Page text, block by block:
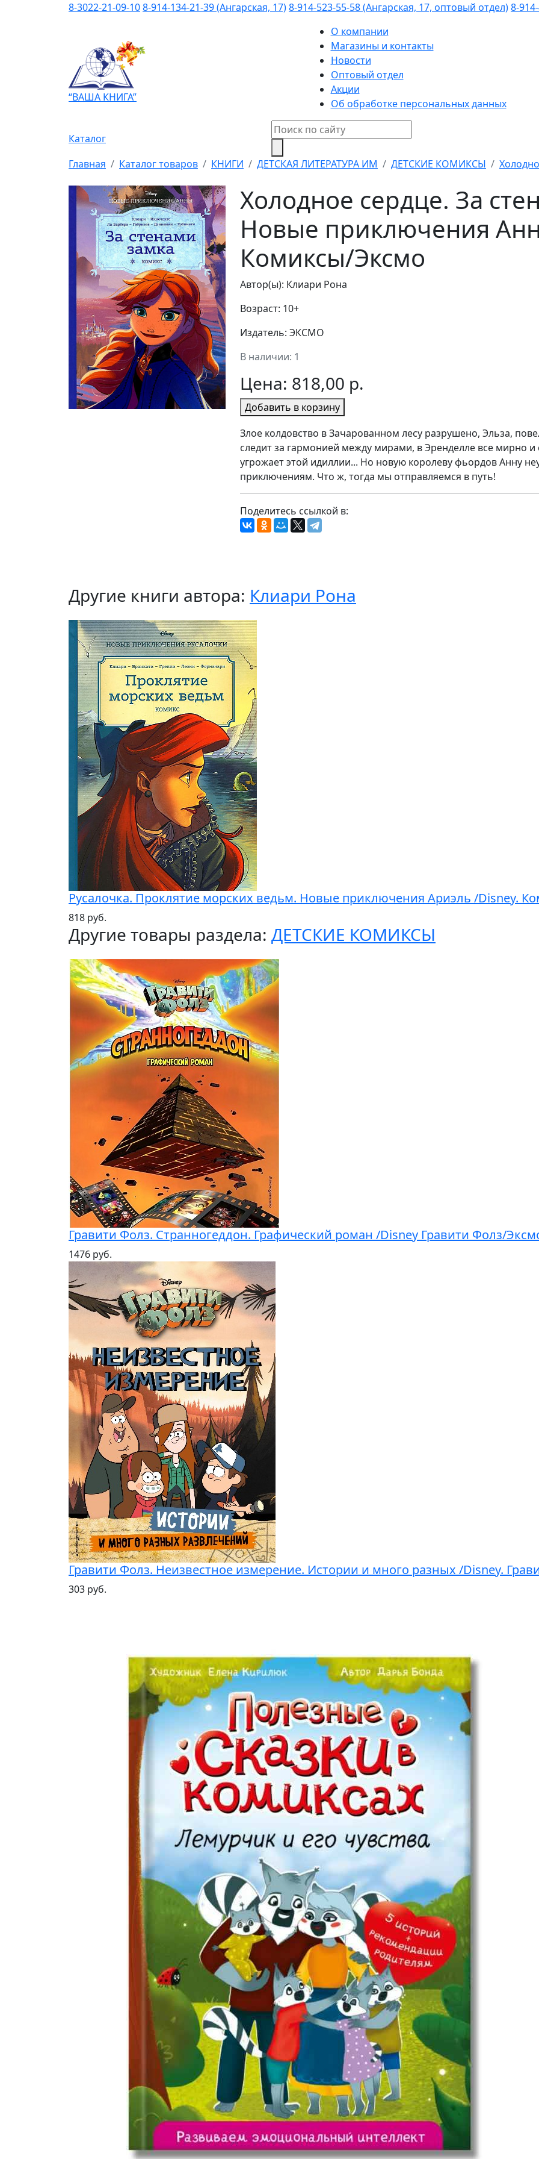
8-3022-21-09-108-914-134-21-39 (Ангарская, 17)8-914-523-55-58 (Ангарская, 17, оптовый отдел)8-
“ВАША КНИГА”
О компании
Магазины и контакты
Новости
Оптовый отдел
Акции
Об обработке персональных данных
Каталог
Главная
Каталог товаров КНИГИ ДЕТСКАЯ ЛИТЕРАТУРА ИМ ДЕТСКИЕ КОМИКСЫ
Холодное сердце. За
Новые приключения
Комиксы/Эксмо
Автор(ы): Клиари Рона
Возраст: 10+
Издатель: ЭКСМО
В наличии: 1
Цена: 818,00 р.
Добавить в корзину
Злое колдовство в Зачарованном лесу разрушено, Эльза,
следит за гармонией между мирами, в Эренделле все мирно
угрожает этой идиллии... Но новую королеву фьордов Анну
приключениям. Что ж, тогда мы отправляемся в путь!
Поделитесь ссылкой в:
Другие книги автора: Клиари Рона
Русалочка. Проклятие морских ведьм. Новые приключения Ариэль /Disney.
818 руб.
Другие товары раздела: ДЕТСКИЕ КОМИКСЫ
Гравити Фолз. Странногеддон. Графический роман /Disney Гравити Фолз/
1476 руб.
Гравити Фолз. Неизвестное измерение. Истории и много разных /Disney.
303 руб.